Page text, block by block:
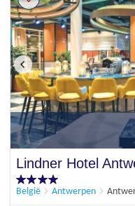
Lindner Hotel
België Antwerpen